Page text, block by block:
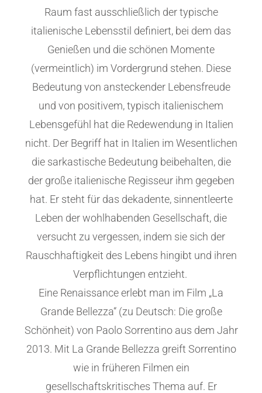
Raum fast ausschließlich der typische
italienische Lebensstil definiert, bei dem das
Genießen und die schönen Momente
(vermeintlich) im Vordergrund stehen. Diese
Bedeutung von ansteckender Lebensfreude
und von positivem, typisch italienischem
Lebensgefühl hat die Redewendung in Italien
nicht. Der Begriff hat in Italien im Wesentlichen
die sarkastische Bedeutung beibehalten, die
der große italienische Regisseur ihm gegeben
hat. Er steht für das dekadente, sinnentleerte
Leben der wohlhabenden Gesellschaft, die
versucht zu vergessen, indem sie sich der
Rauschhaftigkeit des Lebens hingibt und ihren
Verpflichtungen entzieht.
Eine Renaissance erlebt man im Film „La
Grande Bellezza“ (zu Deutsch: Die große
Schönheit) von Paolo Sorrentino aus dem Jahr
2013. Mit La Grande Bellezza greift Sorrentino
wie in früheren Filmen ein
gesellschaftskritisches Thema auf. Er